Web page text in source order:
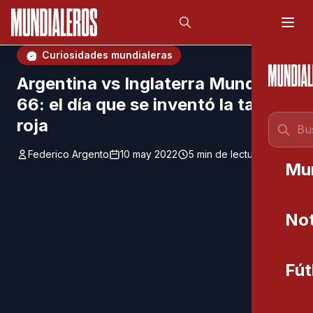
Saltar al contenido principal
Curiosidades mundialeras
Argentina vs Inglaterra Mundial
66: el día que se inventó la tarjeta
roja
Federico Argento 10 may 2022 5 min de lectura